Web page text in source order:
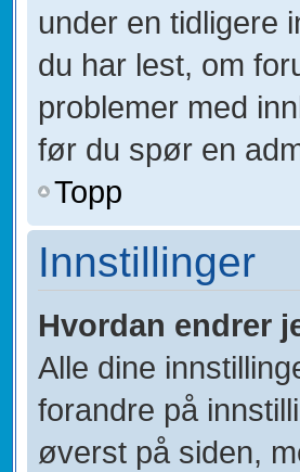
under en tidligere
du har lest, om
problemer med
før du spør en
Topp
Innstillinger
Hvordan endrer
Alle dine
forandre på
øverst på siden,